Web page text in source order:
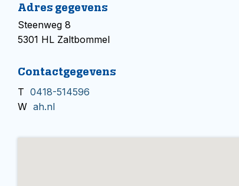
Adres gegevens
Steenweg 8
5301 HL Zaltbommel
Contactgegevens
T 0418-514596
W ah.nl